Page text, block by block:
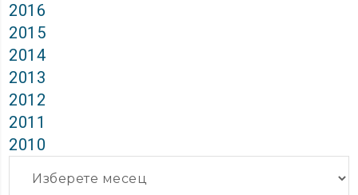
2016
2015
2014
2013
2012
2011
2010